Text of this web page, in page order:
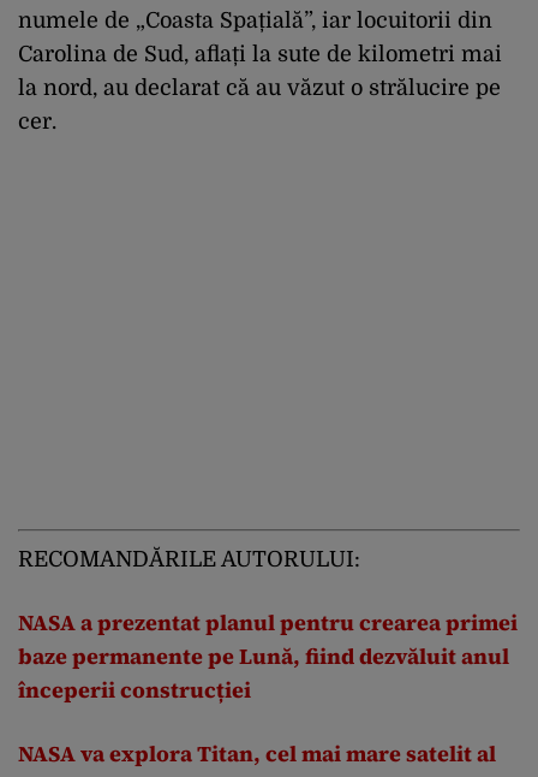
numele de „Coasta Spațială”, iar locuitorii din
Carolina de Sud, aflați la sute de kilometri mai
la nord, au declarat că au văzut o strălucire pe
cer.
RECOMANDĂRILE AUTORULUI:
NASA a prezentat planul pentru crearea primei
baze permanente pe Lună, fiind dezvăluit anul
începerii construcției
NASA va explora Titan, cel mai mare satelit al